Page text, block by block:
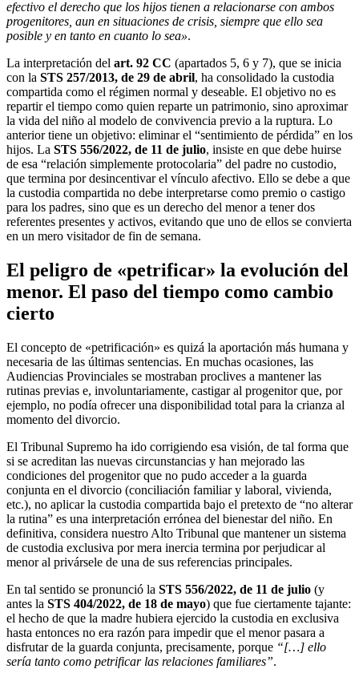
efectivo el derecho que los hijos tienen a relacionarse con ambos
progenitores, aun en situaciones de crisis, siempre que ello sea
posible y en tanto en cuanto lo sea».
La interpretación del art. 92 CC (apartados 5, 6 y 7), que se inicia
con la STS 257/2013, de 29 de abril, ha consolidado la custodia
compartida como el régimen normal y deseable. El objetivo no es
repartir el tiempo como quien reparte un patrimonio, sino aproximar
la vida del niño al modelo de convivencia previo a la ruptura. Lo
anterior tiene un objetivo: eliminar el “sentimiento de pérdida” en los
hijos. La STS 556/2022, de 11 de julio, insiste en que debe huirse
de esa “relación simplemente protocolaria” del padre no custodio,
que termina por desincentivar el vínculo afectivo. Ello se debe a que
la custodia compartida no debe interpretarse como premio o castigo
para los padres, sino que es un derecho del menor a tener dos
referentes presentes y activos, evitando que uno de ellos se convierta
en un mero visitador de fin de semana.
El peligro de «petrificar» la evolución del
menor. El paso del tiempo como cambio
cierto
El concepto de «petrificación» es quizá la aportación más humana y
necesaria de las últimas sentencias. En muchas ocasiones, las
Audiencias Provinciales se mostraban proclives a mantener las
rutinas previas e, involuntariamente, castigar al progenitor que, por
ejemplo, no podía ofrecer una disponibilidad total para la crianza al
momento del divorcio.
El Tribunal Supremo ha ido corrigiendo esa visión, de tal forma que
si se acreditan las nuevas circunstancias y han mejorado las
condiciones del progenitor que no pudo acceder a la guarda
conjunta en el divorcio (conciliación familiar y laboral, vivienda,
etc.), no aplicar la custodia compartida bajo el pretexto de “no alterar
la rutina” es una interpretación errónea del bienestar del niño. En
definitiva, considera nuestro Alto Tribunal que mantener un sistema
de custodia exclusiva por mera inercia termina por perjudicar al
menor al privársele de una de sus referencias principales.
En tal sentido se pronunció la STS 556/2022, de 11 de julio (y
antes la STS 404/2022, de 18 de mayo) que fue ciertamente tajante:
el hecho de que la madre hubiera ejercido la custodia en exclusiva
hasta entonces no era razón para impedir que el menor pasara a
disfrutar de la guarda conjunta, precisamente, porque “[…] ello
sería tanto como petrificar las relaciones familiares”.